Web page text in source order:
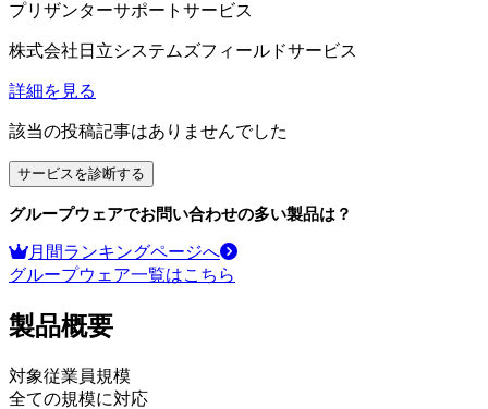
プリザンターサポートサービス
株式会社日立システムズフィールドサービス
詳細を見る
該当の投稿記事はありませんでした
サービスを診断する
グループウェアでお問い合わせの多い製品は？
月間ランキングページへ
グループウェア一覧はこちら
製品概要
対象従業員規模
全ての規模に対応